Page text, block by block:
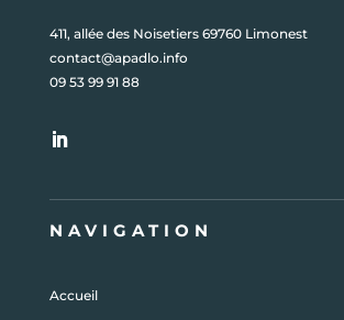
411, allée des Noisetiers 69760 Limonest
contact@apadlo.info
09 53 99 91 88
NAVIGATION
Accueil